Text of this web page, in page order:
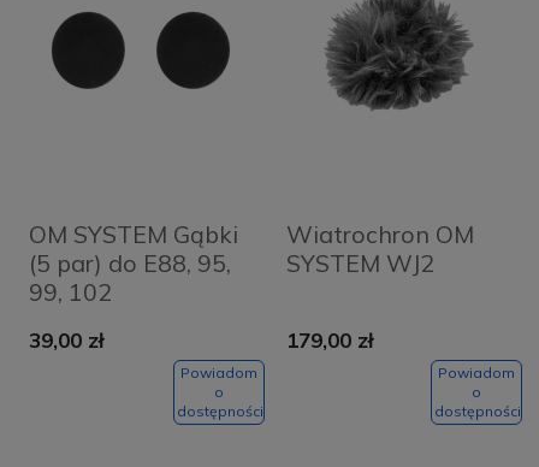
OM SYSTEM Gąbki
(5 par) do E88, 95,
99, 102
39,00 zł
Powiadom
o
dostępności
Wiatrochron OM
SYSTEM WJ2
179,00 zł
Powiadom
o
dostępności